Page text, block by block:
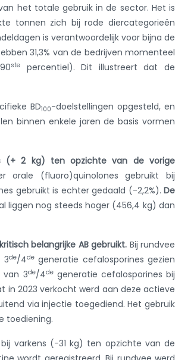
het totale gebruik in de sector. Het is
tonnen zich bij rode diercategorieën
is verantwoordelijk voor bijna de
31,3% van de bedrijven momenteel
ste
percentiel). Dit illustreert dat de
BD100-doelstellingen opgesteld, en
binnen enkele jaren de basis vormen
(+ 2 kg) ten opzichte van de vorige
orale (fluoro)quinolones gebruikt bij
gebruikt is echter gedaald (-2,2%). De
liggen nog steeds hoger (456,4 kg) dan
belangrijke AB gebruikt. Bij rundvee
3de/4degeneratie cefalosporines gezien
van 3de/4degeneratie cefalosporines bij
in 2023 verkocht werd aan deze actieve
via injectie toegediend. Het gebruik
toediening.
varkens (-31 kg) ten opzichte van de